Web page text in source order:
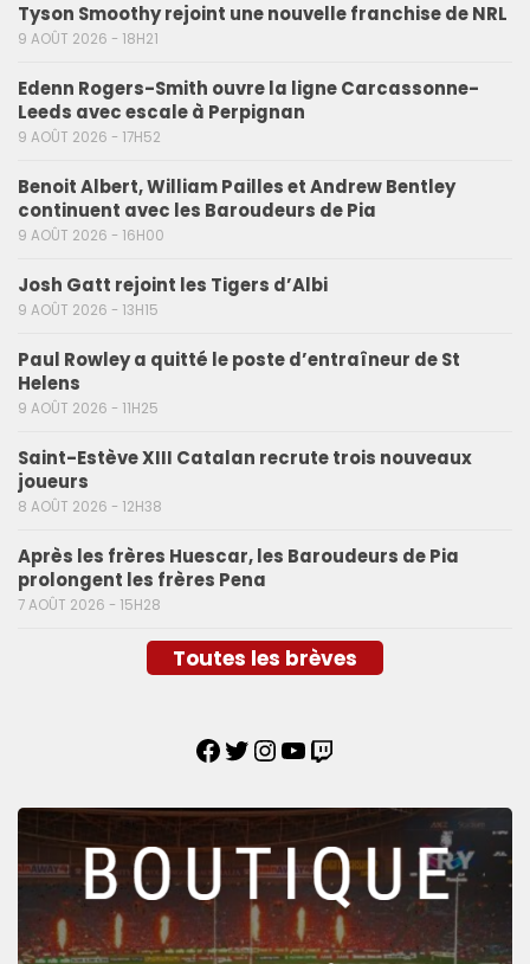
Tyson Smoothy rejoint une nouvelle franchise de NRL
9 AOÛT 2026 - 18H21
Edenn Rogers-Smith ouvre la ligne Carcassonne-
Leeds avec escale à Perpignan
9 AOÛT 2026 - 17H52
Benoit Albert, William Pailles et Andrew Bentley
continuent avec les Baroudeurs de Pia
9 AOÛT 2026 - 16H00
Josh Gatt rejoint les Tigers d’Albi
9 AOÛT 2026 - 13H15
Paul Rowley a quitté le poste d’entraîneur de St
Helens
9 AOÛT 2026 - 11H25
Saint-Estève XIII Catalan recrute trois nouveaux
joueurs
8 AOÛT 2026 - 12H38
Après les frères Huescar, les Baroudeurs de Pia
prolongent les frères Pena
7 AOÛT 2026 - 15H28
Toutes les brèves